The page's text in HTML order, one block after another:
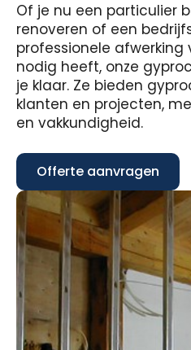
Of je nu een particulier
renoveren of een
professionele
nodig heeft, onze
je klaar. Ze bieden
klanten en projecten,
en vakkundigheid.
Offerte aanvragen